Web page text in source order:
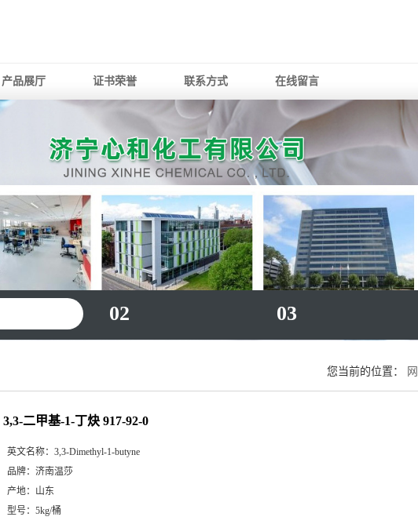
产品展厅 证书荣誉 联系方式 在线留言
02 03
您当前的位置：
3,3-二甲基-1-丁炔 917-92-0
英文名称： 3,3-Dimethyl-1-butyne
品牌： 济南温莎
产地： 山东
型号： 5kg/桶